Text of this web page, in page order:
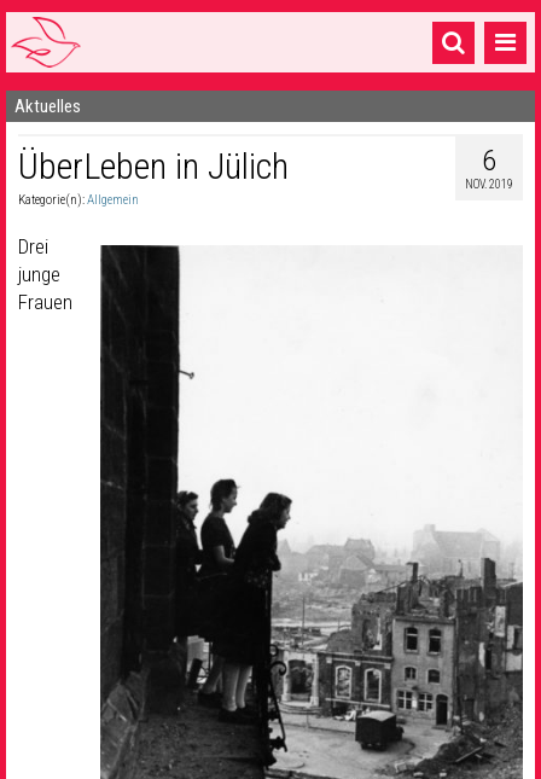
Startseite
1 Pfarrei
16 Gemeinden & mehr
Gottesdienste & Sinnsuche
Sakramente & Feste
Gemeinschaft & Soziales
& Kultur
Seelsorge & Kontakt
Aktuelles
6
NOV. 2019
ÜberLeben in Jülich
Kategorie(n):Allgemein
Drei
junge
Frauen